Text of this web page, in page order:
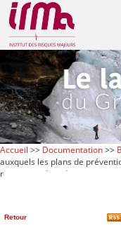
Accueil >> Documentation>>
auxquels les plans de
recommandent des travaux
Retour